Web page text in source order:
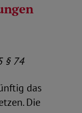
§ 74
das
Die